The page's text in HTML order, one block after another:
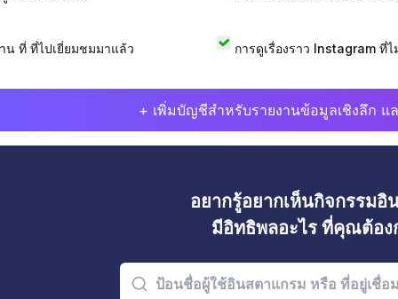
น ที่ ที่ไปเยี่ยมชมมาแล้ว การดูเรื่องราว Instagram ที่
+ เพิ่มบัญชีสำหรับรายงานข้อมูลเชิงลึก แ
อยากรู้อยากเห็นกิจกรรมอิ
มีอิทธิพลอะไร ที่คุณต้อง